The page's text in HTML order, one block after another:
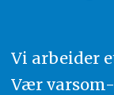
Vi arbeider
Vær